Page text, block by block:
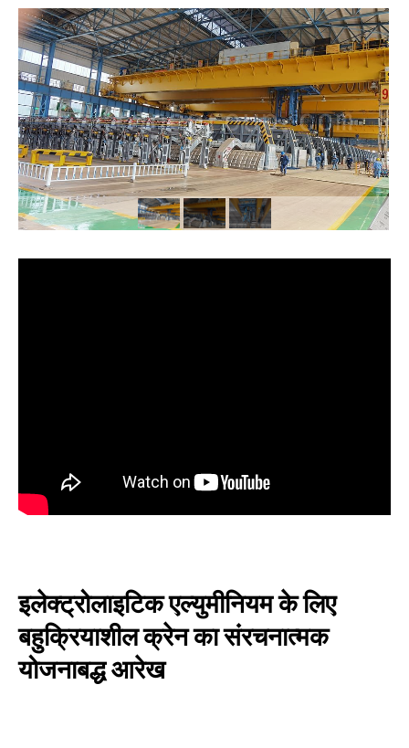
इलेक्ट्रोलाइटिक एल्युमीनियम के लिए
बहुक्रियाशील क्रेन का संरचनात्मक
योजनाबद्ध आरेख